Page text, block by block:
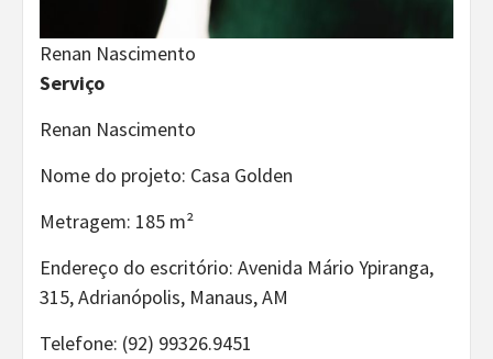
Renan Nascimento
Serviço
Renan Nascimento
Nome do projeto: Casa Golden
Metragem: 185 m²
Endereço do escritório: Avenida Mário Ypiranga,
315, Adrianópolis, Manaus, AM
Telefone: (92) 99326.9451